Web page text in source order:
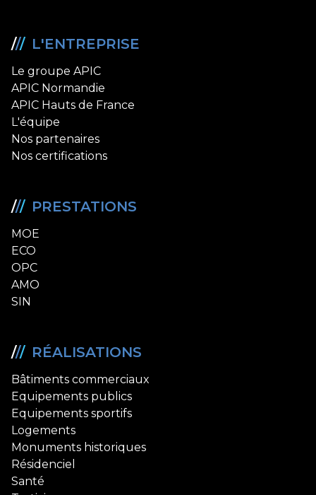
/// L'ENTREPRISE
Le groupe APIC
APIC Normandie
APIC Hauts de France
L'équipe
Nos partenaires
Nos certifications
/// PRESTATIONS
MOE
ECO
OPC
AMO
SIN
/// RÉALISATIONS
Bâtiments commerciaux
Equipements publics
Equipements sportifs
Logements
Monuments historiques
Résidenciel
Santé